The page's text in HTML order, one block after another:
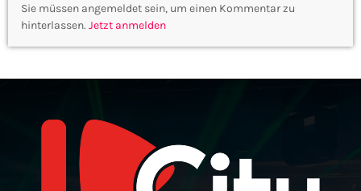
Sie müssen angemeldet sein, um einen Kommentar zu
hinterlassen. Jetzt anmelden